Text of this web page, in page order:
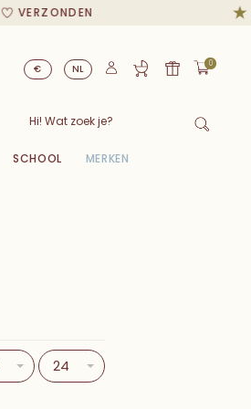
VERZONDEN
€ NL 0
SCHOOL MERKEN
24